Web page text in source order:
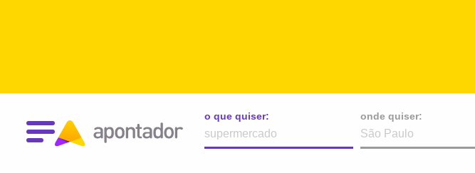
o que quiser:
onde quiser: